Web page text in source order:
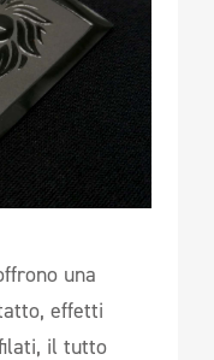
una
effetti
il tutto